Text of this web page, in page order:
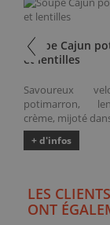
Soupe Cajun
et lentilles
Savoureux
potimarron,
crème, mijoté
+ d'infos
LES
ONT